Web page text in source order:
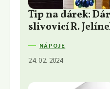
Tip na dárek:
slivovicí R.
NÁPOJE
24. 02. 2024